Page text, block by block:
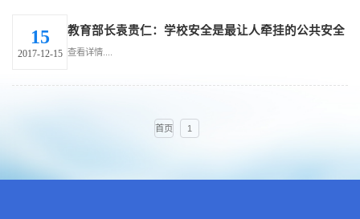
15
2017-12-15
教育部长袁贵仁：学校安全是最让人牵挂的公共安全
查看详情....
首页 1